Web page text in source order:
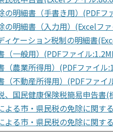
の明細書（手書き用）(PDFフ
の明細書（入力用）(Excelファ
ィケーション税制の明細書
（一般用）(PDFファイル
（農業所得用）(PDFファイル
（不動産所得用）(PDFファイ
、国民健康保険税簡易申告書(
よる市・県民税の免除に関す
よる市・県民税の免除に関す